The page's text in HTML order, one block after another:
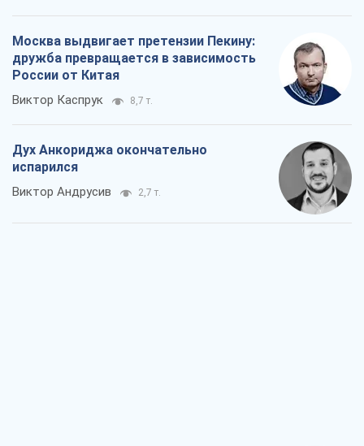
Москва выдвигает претензии Пекину:
дружба превращается в зависимость
России от Китая
Виктор Каспрук 8,7 т.
Дух Анкориджа окончательно
испарился
Виктор Андрусив 2,7 т.